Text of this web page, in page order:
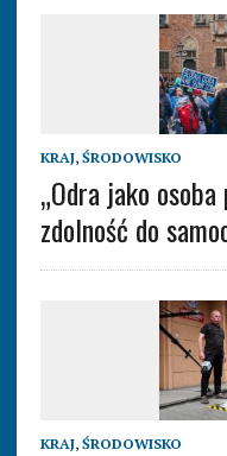
KRAJ, ŚRODOWISKO
„Odra jako
zdolność do
KRAJ, ŚRODOWISKO